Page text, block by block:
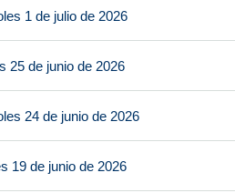
1 de julio de 2026
25 de junio de 2026
24 de junio de 2026
19 de junio de 2026